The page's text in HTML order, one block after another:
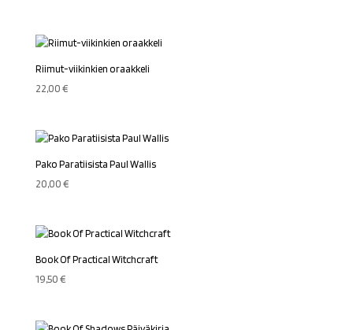
Riimut-viikinkien oraakkeli
22,00€
Pako Paratiisista Paul Wallis
20,00€
Book Of Practical Witchcraft
19,50€